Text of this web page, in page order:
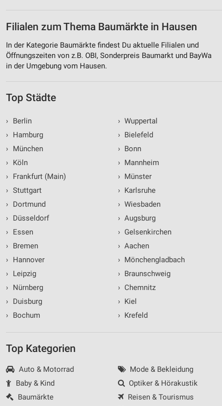
Filialen zum Thema Baumärkte in Hausen
In der Kategorie Baumärkte findest Du aktuelle Filialen und
Öffnungszeiten von z.B. OBI, Sonderpreis Baumarkt und BayWa
in der Umgebung vom Hausen.
Top Städte
›
Berlin
›
Hamburg
›
München
›
Köln
›
Frankfurt (Main)
› Stuttgart
›
Dortmund
›
Düsseldorf
›
Essen
›
Bremen
›
Hannover
›
Leipzig
›
Nürnberg
›
Duisburg
›
Bochum
› Wuppertal
› Bielefeld
› Bonn
› Mannheim
› Münster
› Karlsruhe
› Wiesbaden
› Augsburg
› Gelsenkirchen
› Aachen
› Mönchengladbach
› Braunschweig
› Chemnitz
› Kiel
› Krefeld
Top Kategorien
Auto & Motorrad
Baby & Kind
Baumärkte
Mode & Bekleidung
Optiker & Hörakustik
Reisen & Tourismus